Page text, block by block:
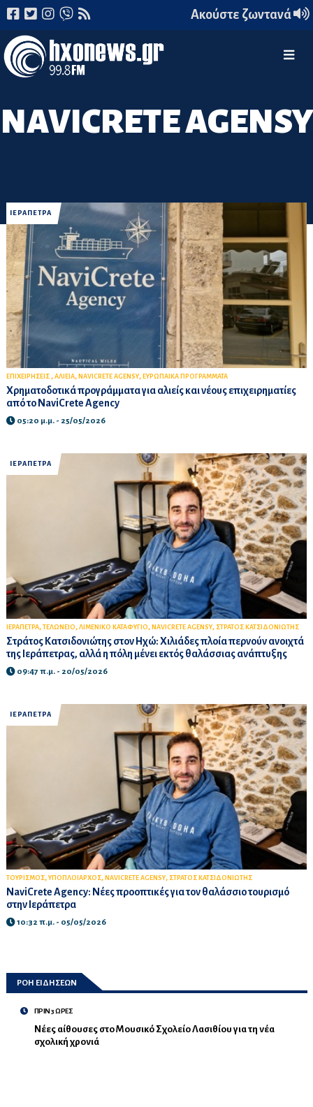
Ακούστε ζωντανά
NAVICRETE AGENSY
ΙΕΡΑΠΕΤΡΑ
ΕΠΙΧΕΙΡΗΣΕΙΣ , ΑΛΙΕΙΑ, NAVICRETE AGENSY, ΕΥΡΩΠΑΙΚΑ ΠΡΟΓΡΑΜΜΑΤΑ
Χρηματοδοτικά προγράμματα για αλιείς και νέους επιχειρηματίες
από το NaviCrete Agency
05:20 μ.μ. - 25/05/2026
ΙΕΡΑΠΕΤΡΑ
ΙΕΡΑΠΕΤΡΑ, ΤΕΛΩΝΕΙΟ, ΛΙΜΕΝΙΚΟ ΚΑΤΑΦΥΓΙΟ, NAVICRETE AGENSY, ΣΤΡΑΤΟΣ ΚΑΤΣΙΔΟΝΙΩΤΗΣ
Στράτος Κατσιδονιώτης στον Ηχώ: Χιλιάδες πλοία περνούν ανοιχτά
της Ιεράπετρας, αλλά η πόλη μένει εκτός θαλάσσιας ανάπτυξης
09:47 π.μ. - 20/05/2026
ΙΕΡΑΠΕΤΡΑ
ΤΟΥΡΙΣΜΟΣ, ΥΠΟΠΛΟΙΑΡΧΟΣ, NAVICRETE AGENSY, ΣΤΡΑΤΟΣ ΚΑΤΣΙΔΟΝΙΩΤΗΣ
NaviCrete Agency: Νέες προοπτικές για τον θαλάσσιο τουρισμό
στην Ιεράπετρα
10:32 π.μ. - 05/05/2026
ΡΟΗ ΕΙΔΗΣΕΩΝ
ΠΡΙΝ 3 ΩΡΕΣ
Νέες αίθουσες στο Μουσικό Σχολείο Λασιθίου για τη νέα
σχολική χρονιά